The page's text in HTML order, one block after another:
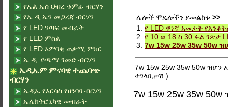
ሌሎች ሞዴሎችን ይመልከቱ >>
1. የ LED ዋነኛ አመታት
2. የ 10 ወ 18 ስ 30 ፉል ገጽታ
3. 7w 15w 25w 35w 50w
7w 15w 25w 35w 50w ዝሆን
ተገላቢጦሽ )
7w 15w 25w 35w
የኤል ኤስ ህብረ ቁምፊ ብርሃን
የኤ.ዲ.ኤን መጋረጃ ብርሃን
የ LED ንጣፍ መብራት
የ LED ምስል
የ LED አምባቂ ጠቃሚ ምክር
ኤ.ዲ. የጫማ ገመድ ብርሃን
ኤዲኤም ምናባዊ ተጨባጭ
ብርሃን
ኤዲኤ የእርሳስ የዘንባባ ብርሃን
ኤሌክትሮኒካዊ መብራት